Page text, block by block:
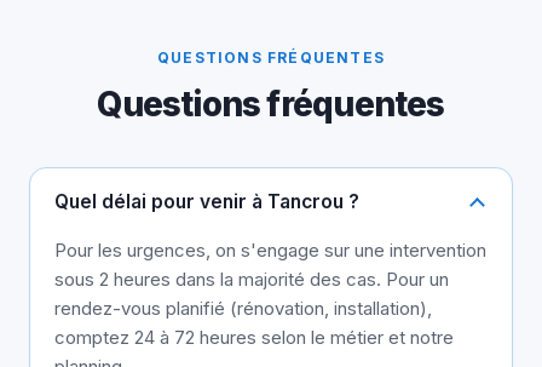
QUESTIONS FRÉQUENTES
Questions fréquentes
Quel délai pour venir à Tancrou ?
Pour les urgences, on s'engage sur une intervention
sous 2 heures dans la majorité des cas. Pour un
rendez-vous planifié (rénovation, installation),
comptez 24 à 72 heures selon le métier et notre